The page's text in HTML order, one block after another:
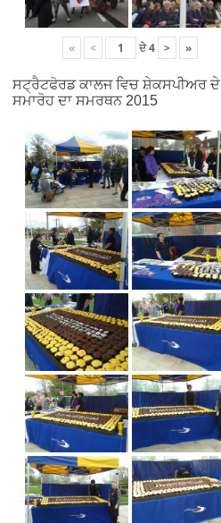
« < ਦੇ4 > »
ਸਟ੍ਰੈਟਫੋਰਡ ਕਾਲਜ ਵਿਚ ਸ਼ੇਕਸਪੀਅਰ ਦੇ
ਸਮਾਰੋਹ ਦਾ ਸਮਰਥਨ 2015